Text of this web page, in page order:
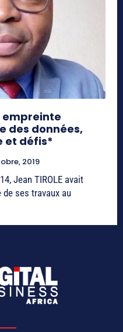
empreinte
des données,
et défis*
2019
Jean TIROLE avait
ses travaux au